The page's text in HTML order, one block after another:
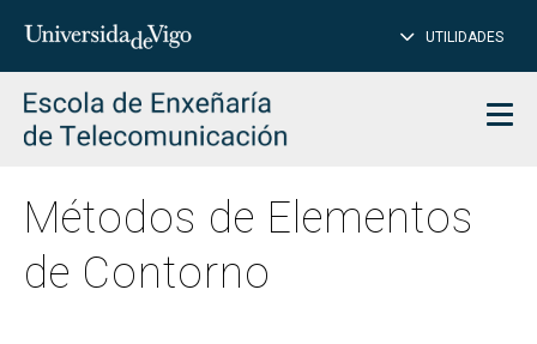
Introduce
para
buscar
UTILIDADES
Métodos de Elementos
de Contorno